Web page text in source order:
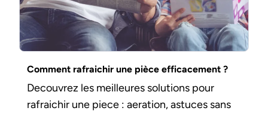
Comment rafraichir une pièce efficacement ?
Decouvrez les meilleures solutions pour
rafraichir une piece : aeration, astuces sans